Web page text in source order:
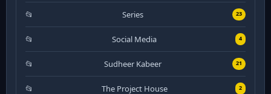
Series 23
Social Media 4
Sudheer Kabeer 21
The Project House 2